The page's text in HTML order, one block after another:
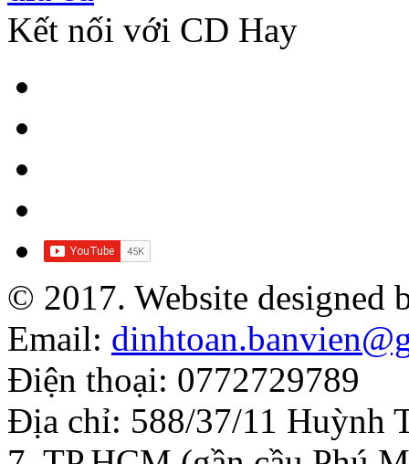
Kết nối với CD Hay
© 2017. Website designed
Email:
Điện thoại: 0772729789
Địa chỉ: 588/37/11 Huỳnh